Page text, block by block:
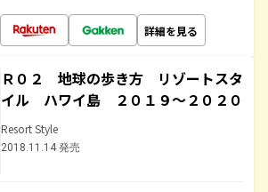
詳細を見る
Ｒ０２ 地球の歩き方 リゾートスタ
イル ハワイ島 ２０１９～２０２０
Resort Style
2018.11.14 発売